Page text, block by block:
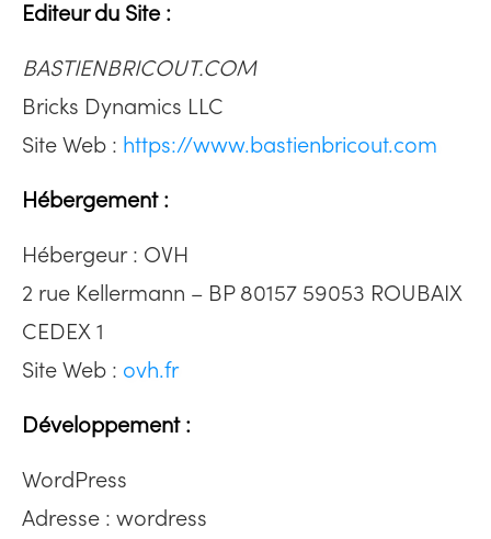
Editeur du Site :
BASTIENBRICOUT.COM
Bricks Dynamics LLC
Site Web : https://www.bastienbricout.com
Hébergement :
Hébergeur : OVH
2 rue Kellermann – BP 80157 59053 ROUBAIX
CEDEX 1
Site Web : ovh.fr
Développement:
WordPress
Adresse : wordress